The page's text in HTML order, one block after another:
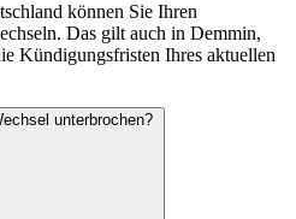
können Sie Ihren
Das gilt auch in Demmin,
Kündigungsfristen Ihres aktuellen
unterbrochen?